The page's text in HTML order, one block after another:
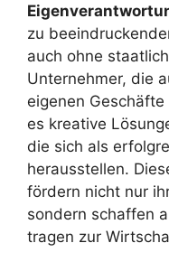
zu
auch ohne
Unternehmer, die
eigenen
es kreative
die sich als
herausstellen.
fördern nicht nur
sondern schaffen
tragen zur